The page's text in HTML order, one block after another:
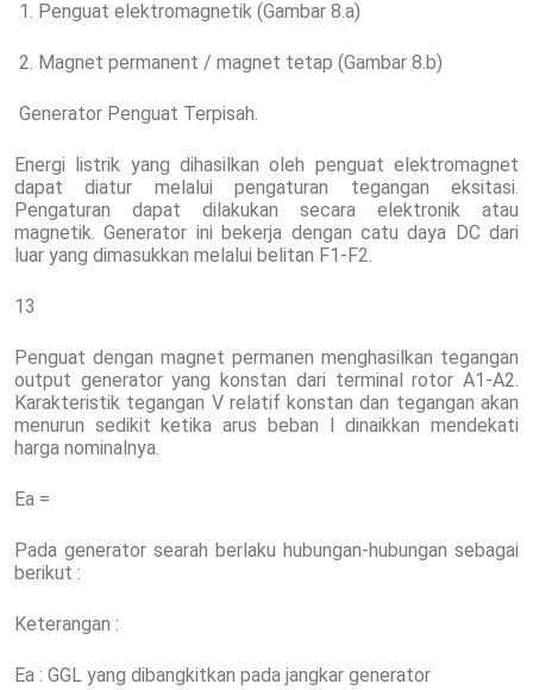
1. Penguat elektromagnetik (Gambar 8.a)
2. Magnet permanent / magnet tetap (Gambar 8.b)
Generator Penguat Terpisah.
Energi listrik yang dihasilkan oleh penguat elektromagnet
dapat diatur melalui pengaturan tegangan eksitasi.
Pengaturan dapat dilakukan secara elektronik atau
magnetik. Generator ini bekerja dengan catu daya DC dari
luar yang dimasukkan melalui belitan F1-F2.
13
Penguat dengan magnet permanen menghasilkan tegangan
output generator yang konstan dari terminal rotor A1-A2.
Karakteristik tegangan V relatif konstan dan tegangan akan
menurun sedikit ketika arus beban I dinaikkan mendekati
harga nominalnya.
Ea =
Pada generator searah berlaku hubungan-hubungan sebagai
berikut :
Keterangan :
Ea : GGL yang dibangkitkan pada jangkar generator